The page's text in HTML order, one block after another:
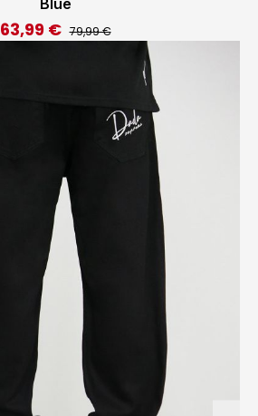
Verkaufspreis:
63,99 € Regulärer Preis:
79,99 €